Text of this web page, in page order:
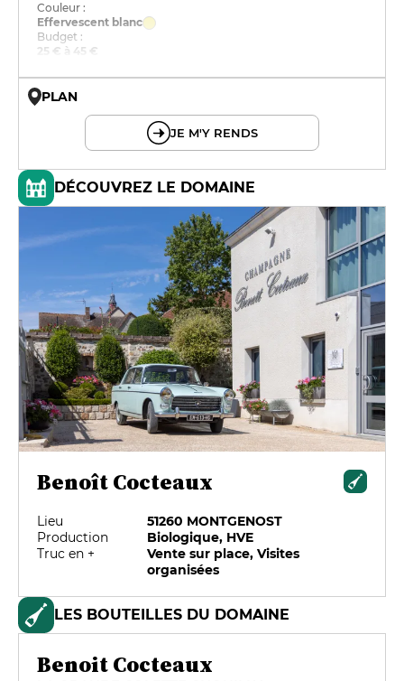
Couleur :
Effervescent blanc
Budget :
25 € à 45 €
PLAN
JE M'Y RENDS
DÉCOUVREZ LE DOMAINE
Benoît Cocteaux
Lieu
51260 MONTGENOST
Production
Biologique, HVE
Truc en +
Vente sur place, Visites
organisées
LES BOUTEILLES DU DOMAINE
Benoit Cocteaux